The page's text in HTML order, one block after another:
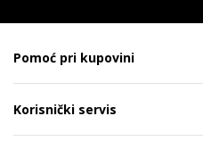
Pomoć pri kupovini
Korisnički servis